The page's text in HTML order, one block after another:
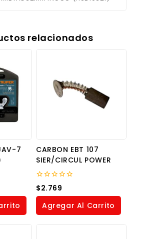
relacionados
7
CARBON EBT 107
SIER/CIRCUL POWER
0
out
of
$2.769
Agregar Al Carrito